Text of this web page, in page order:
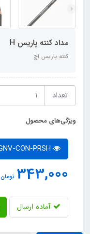
مداد کنته پاریس H
کنته پاریس اچ
تعداد
ویژگی‌های محصول
343,000 تومان
آماده ارسال